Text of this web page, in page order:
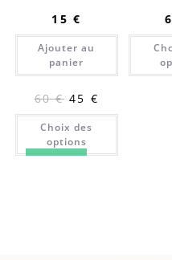
15€
Ajouter au
panier
PROMO !
60€ 45 €
Choix des
options